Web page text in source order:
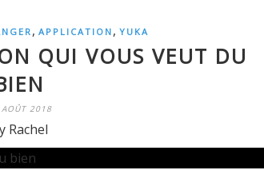
, APPLICATION , YUKA
QUI VOUS VEUT DU
AOÛT 2018
Rachel